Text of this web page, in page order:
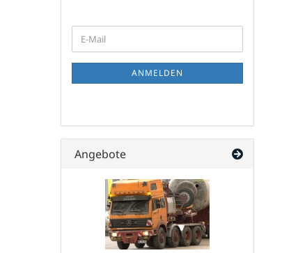
ZUR
NEWSLETTER-
E-
Mail
ANMELDEN
Angebote